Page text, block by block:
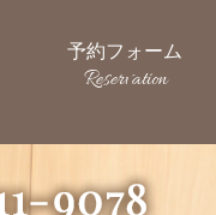
予約フォーム
Reservation
03-5711-9078